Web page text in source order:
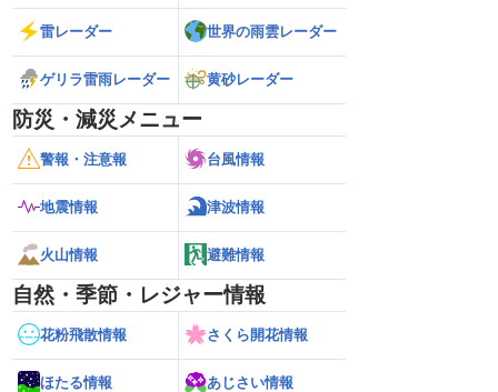
雷レーダー 世界の雨雲レーダー
ゲリラ雷雨レーダー 黄砂レーダー
防災・減災メニュー
警報・注意報 台風情報
地震情報 津波情報
火山情報 避難情報
自然・季節・レジャー情報
花粉飛散情報 さくら開花情報
ほたる情報 あじさい情報